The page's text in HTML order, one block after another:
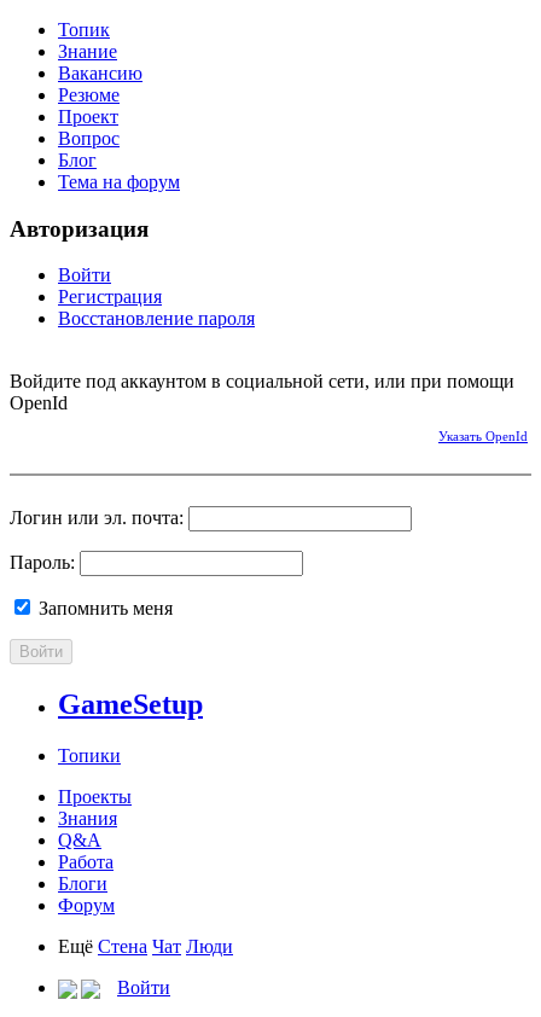
Топик
Знание
Вакансию
Резюме
Проект
Вопрос
Блог
Тема на форум
Авторизация
Войти
Регистрация
Восстановление пароля
Войдите под аккаунтом в социальной сети, или при помощи
OpenId
Указать OpenId
Логин или эл. почта:
Пароль:
Запомнить меня
Войти
GameSetup
Топики
Проекты
Знания
Q&A
Работа
Блоги
Форум
Ещё Стена Чат Люди
Войти